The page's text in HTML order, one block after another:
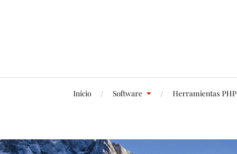
Inicio Software Herramientas PHP